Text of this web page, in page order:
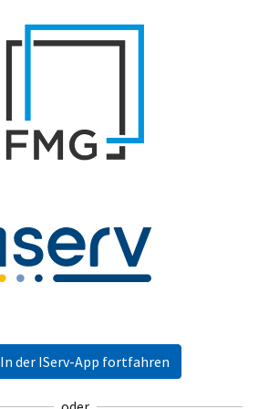
In der IServ-App fortfahren